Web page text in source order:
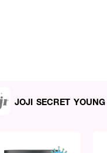
JOJI SECRET YOUNG